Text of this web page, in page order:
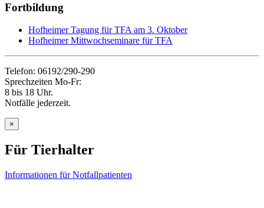
Fortbildung
Hofheimer Tagung für TFA am 3. Oktober
Hofheimer Mittwochseminare für TFA
Telefon: 06192/290-290
Sprechzeiten Mo-Fr:
8 bis 18 Uhr.
Notfälle jederzeit.
×
Für Tierhalter
Informationen für Notfallpatienten